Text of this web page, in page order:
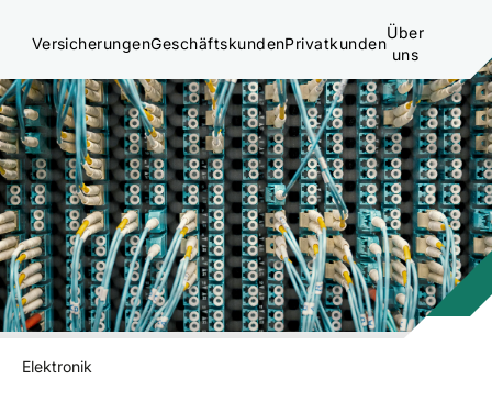
VersicherungenGeschäftskundenPrivatkunden
Über
uns
Elektronik